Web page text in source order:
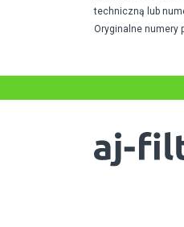
techniczną lub
Oryginalne numery